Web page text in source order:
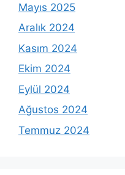
Mayıs 2025
Aralık 2024
Kasım 2024
Ekim 2024
Eylül 2024
Ağustos 2024
Temmuz 2024